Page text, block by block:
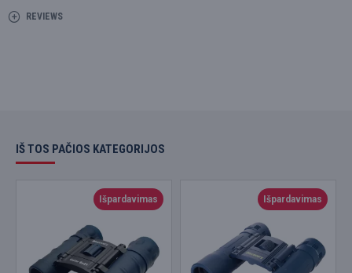
REVIEWS
IŠ TOS PAČIOS KATEGORIJOS
Išpardavimas Išpardavimas